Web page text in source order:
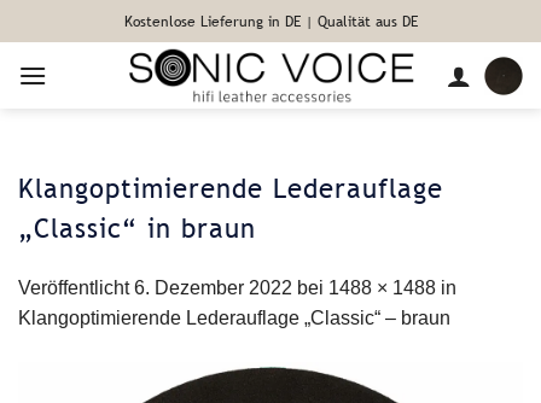
Inhalt
springen
Kostenlose Lieferung in DE | Qualität aus DE
Klangoptimierende Lederauflage
„Classic“ in braun
Veröffentlicht6. Dezember 2022 bei 1488 × 1488 in
Klangoptimierende Lederauflage „Classic“ – braun